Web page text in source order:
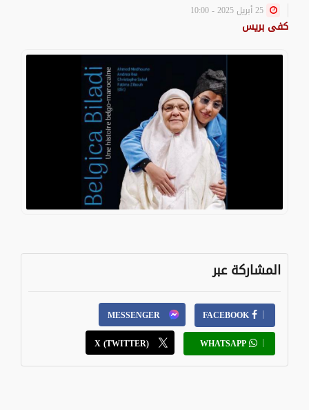
كفى بريس
المشاركة عبر
FACEBOOK
MESSENGER
WHATSAPP
X (TWITTER)